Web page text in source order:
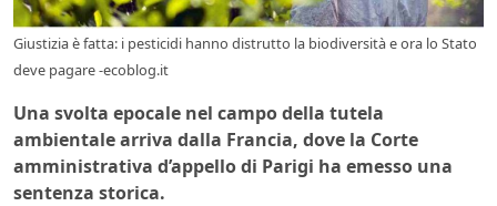
Giustizia è fatta: i pesticidi hanno distrutto la biodiversità e ora lo Stato
deve pagare -ecoblog.it
Una svolta epocale nel campo della tutela
ambientale arriva dalla Francia, dove la Corte
amministrativa d’appello di Parigi ha emesso una
sentenza storica.